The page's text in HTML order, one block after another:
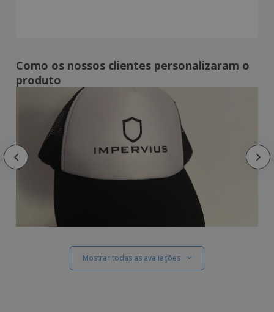
Como os nossos clientes personalizaram o
produto
Mostrar todas as avaliações